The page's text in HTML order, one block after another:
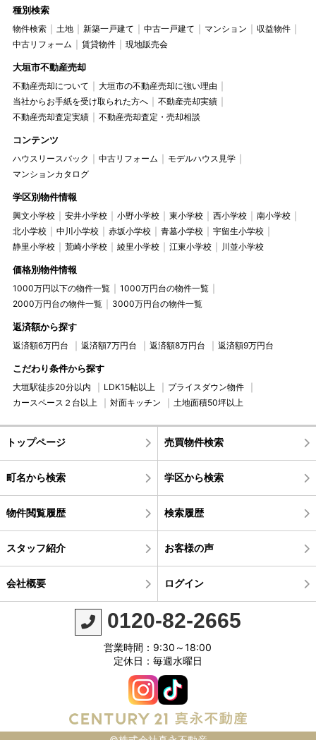
種別検索
物件検索 土地 新築一戸建て 中古一戸建て マンション
収益物件
中古リフォーム
賃貸物件 現地販売会
大垣市不動産売却
不動産売却について
大垣市の不動産売却に強い理由
当社からお手紙を受け取られた方へ
不動産売却実績
不動産売却査定実績
不動産売却査定・売却相談
コンテンツ
ハウスリースバック 中古リフォーム
モデルハウス見学
マンションカタログ
学区別物件情報
興文小学校 安井小学校 小野小学校 東小学校 西小学校
南小学校
北小学校
中川小学校 赤坂小学校 青墓小学校
宇留生小学校
静里小学校
荒崎小学校 綾里小学校 江東小学校 川並小学校
価格別物件情報
1000万円以下の物件一覧
1000万円台の物件一覧
2000万円台の物件一覧
3000万円台の物件一覧
返済額から探す
返済額6万円台 返済額7万円台 返済額8万円台 返済額9万円台
こだわり条件から探す
大垣駅徒歩20分以内 LDK15帖以上
プライスダウン物件
カースペース２台以上
対面キッチン 土地面積50坪以上
トップページ 売買物件検索
町名から検索 学区から検索
物件閲覧履歴 検索履歴
スタッフ紹介 お客様の声
会社概要 ログイン
0120-82-2665
営業時間：9:30～18:00
定休日：毎週水曜日